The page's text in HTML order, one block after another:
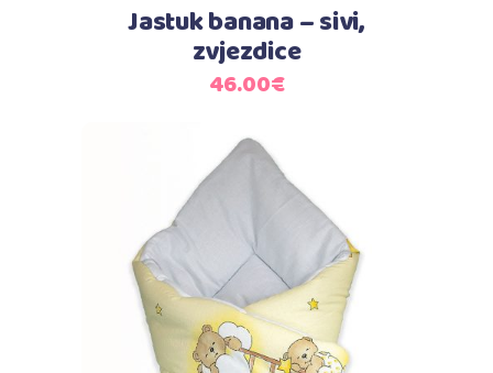
Jastuk banana – sivi,
zvjezdice
46.00€
Dodaj u košaricu